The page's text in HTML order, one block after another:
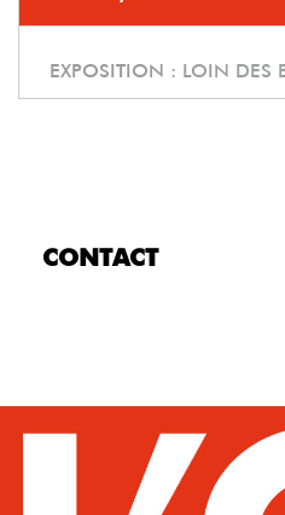
EXPOSITION : LOIN DES
CONTACT